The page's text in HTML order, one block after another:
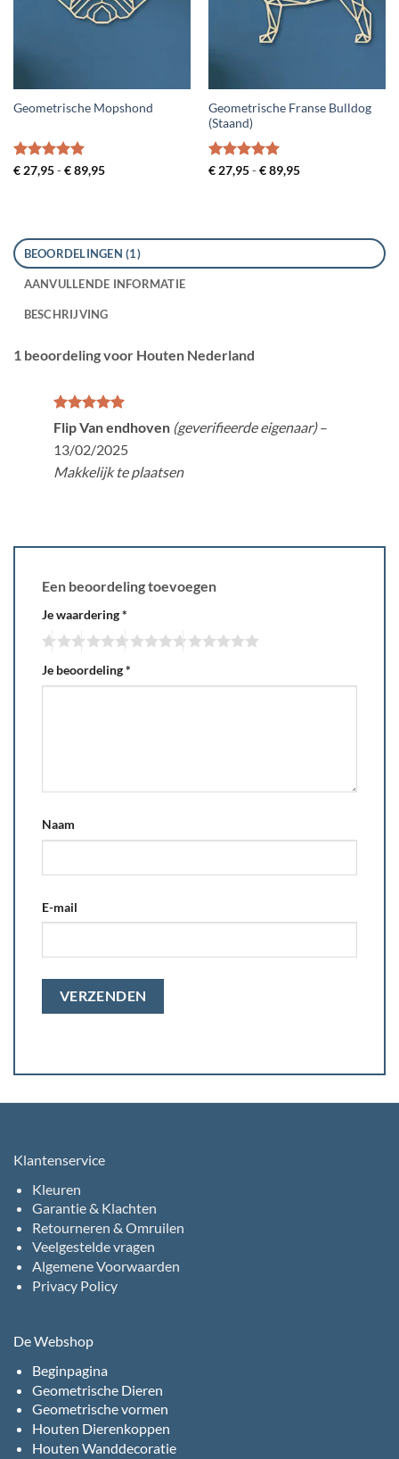
Geometrische Mopshond
Gewaardeerd
€27,95 - €89,95Prijsklasse:
Geometrische Franse Bulldog
(Staand)
Gewaardeerd
€27,95 - €89,95Prijsklasse:
BEOORDELINGEN (1)
AANVULLENDE INFORMATIE
BESCHRIJVING
1 beoordeling voor Houten Nederland
Gewaardeerd
5 uit 5
Flip Van endhoven (geverifieerde eigenaar) –
13/02/2025
Makkelijk te plaatsen
Een beoordeling toevoegen
Je waardering*
Je beoordeling*
Naam
E-mail
Klantenservice
Kleuren
Garantie & Klachten
Retourneren & Omruilen
Veelgestelde vragen
Algemene Voorwaarden
Privacy Policy
De Webshop
Beginpagina
Geometrische Dieren
Geometrische vormen
Houten Dierenkoppen
Houten Wanddecoratie